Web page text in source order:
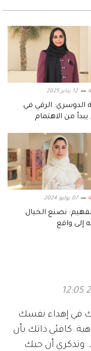
12 يناير 2025
الدوسري: الرقي في
يبدأ من الاهتمام
07 يوليو 2024
نصنع الخيال
إلى واقع
في إهداء نفسك
كافئي ذاتك بأن
وتذكري أن حبك